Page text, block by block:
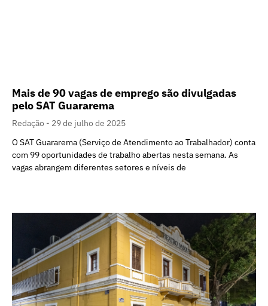
Mais de 90 vagas de emprego são divulgadas
pelo SAT Guararema
Redação
29 de julho de 2025
O SAT Guararema (Serviço de Atendimento ao Trabalhador) conta
com 99 oportunidades de trabalho abertas nesta semana. As
vagas abrangem diferentes setores e níveis de